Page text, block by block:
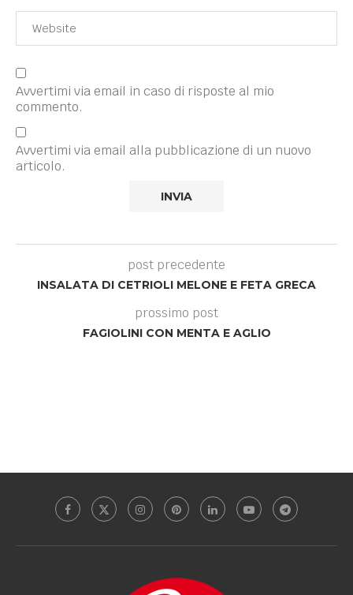
Avvertimi via email in caso di risposte al mio
commento.
Avvertimi via email alla pubblicazione di un nuovo
articolo.
post precedente
INSALATA DI CETRIOLI MELONE E FETA GRECA
prossimo post
FAGIOLINI CON MENTA E AGLIO